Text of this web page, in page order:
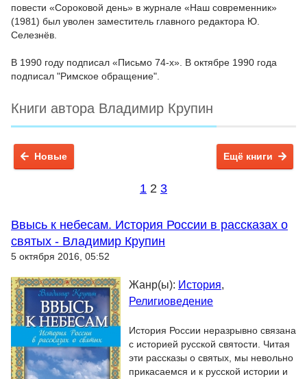
повести «Сороковой день» в журнале «Наш современник»
(1981) был уволен заместитель главного редактора Ю.
Селезнёв.
В 1990 году подписал «Письмо 74-х». В октябре 1990 года
подписал "Римское обращение".
Книги автора Владимир Крупин
Новые Ещё книги
1 2 3
Ввысь к небесам. История России в рассказах о
святых - Владимир Крупин
5 октября 2016, 05:52
Жанр(ы): История,
Религиоведение
История России неразрывно связана
с историей русской святости. Читая
эти рассказы о святых, мы невольно
прикасаемся и к русской истории и